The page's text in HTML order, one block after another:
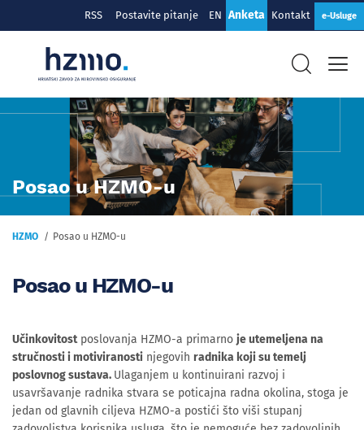
RSS Postavite pitanje EN Anketa Kontakt e-Usluge
Posao u HZMO-u
HZMO Posao u HZMO-u
Posao u HZMO-u
Učinkovitostposlovanja HZMO-a primarno je utemeljena na
stručnosti i motiviranosti njegovih radnika koji su temelj
poslovnog sustava. Ulaganjem u kontinuirani razvoj i
usavršavanje radnika stvara se poticajna radna okolina, stoga je
jedan od glavnih ciljeva HZMO-a postići što viši stupanj